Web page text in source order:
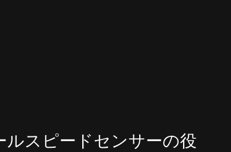
ルスピードセンサーの役